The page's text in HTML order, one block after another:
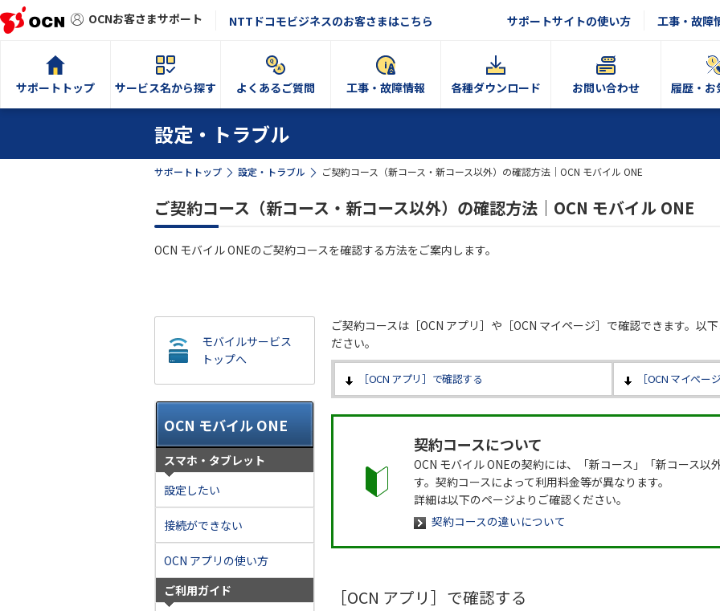
OCNお客さまサポート NTTドコモビジネスのお客さまはこちら サポートサイトの使い方 工事・故障
サポートトップ サービス名から探す よくあるご質問 工事・故障情報 各種ダウンロード お問い合わせ 履歴・お
設定・トラブル
サポートトップ 設定・トラブル ご契約コース（新コース・新コース以外）の確認方法｜OCN モバイル ONE
ご契約コース（新コース・新コース以外）の確認方法｜OCN モバイル ONE
OCN モバイル ONEのご契約コースを確認する方法をご案内します。
モバイルサービス
トップへ
OCN モバイル ONE
スマホ・タブレット
設定したい
接続ができない
OCN アプリの使い方
ご利用ガイド
ご契約コースは［OCN アプリ］や［OCN マイページ］で確認できます。以
ださい。
［OCN アプリ］で確認する ［OCN マイペー
契約コースについて
OCN モバイル ONEの契約には、「新コース」「新コース以
す。契約コースによって利用料金等が異なります。
詳細は以下のページよりご確認ください。
契約コースの違いについて
［OCN アプリ］で確認する